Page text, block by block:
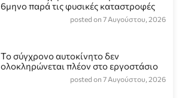
6μηνο παρά τις φυσικές καταστροφές
posted on 7 Αυγούστου, 2026
Το σύγχρονο αυτοκίνητο δεν
ολοκληρώνεται πλέον στο εργοστάσιο
posted on 7 Αυγούστου, 2026